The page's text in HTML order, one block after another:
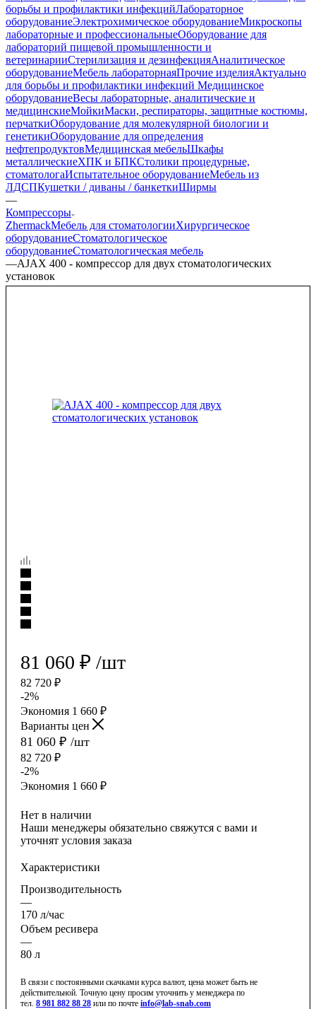
борьбы и профилактики инфекцийЛабораторное
оборудованиеЭлектрохимическое оборудованиеМикроскопы
лабораторные и профессиональныеОборудование для
лабораторий пищевой промышленности и
ветеринарииСтерилизация и дезинфекцияАналитическое
оборудованиеМебель лабораторнаяПрочие изделияАктуально
для борьбы и профилактики инфекций Медицинское
оборудованиеВесы лабораторные, аналитические и
медицинскиеМойкиМаски, респираторы, защитные костюмы,
перчаткиОборудование для молекулярной биологии и
генетикиОборудование для определения
нефтепродуктовМедицинская мебельШкафы
металлическиеХПК и БПКСтолики процедурные,
стоматологаИспытательное оборудованиеМебель из
ЛДСПКушетки / диваны / банкеткиШирмы
—
Компрессоры
ZhermackМебель для стоматологииХирургическое
оборудованиеСтоматологическое
оборудованиеСтоматологическая мебель
—AJAX 400 - компрессор для двух стоматологических
установок
81 060 ₽ /шт
82 720 ₽
-2%
Экономия 1 660 ₽
Варианты цен
81 060 ₽ /шт
82 720 ₽
-2%
Экономия 1 660 ₽
Нет в наличии
Наши менеджеры обязательно свяжутся с вами и
уточнят условия заказа
Характеристики
Производительность
—
170 л/час
Объем ресивера
—
80 л
В связи с постоянными скачками курса валют, цена может быть не
действительной. Точную цену просим уточнить у менеджера по
тел. 8 981 882 88 28 или по почте info@lab-snab.com